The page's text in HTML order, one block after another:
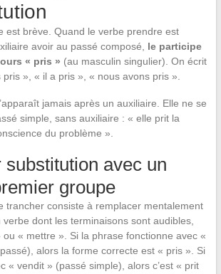
est brève. Quand le verbe prendre est
avoir au passé composé, le participe
« pris » (au masculin singulier). On écrit
pris », « il a pris », « nous avons pris ».
jamais après un auxiliaire. Elle ne se
simple, sans auxiliaire : « elle prit la
du problème ».
substitution avec un
groupe
trancher consiste à remplacer mentalement
dont les terminaisons sont audibles,
« mettre ». Si la phrase fonctionne avec «
alors la forme correcte est « pris ». Si
« vendit » (passé simple), alors c’est « prit